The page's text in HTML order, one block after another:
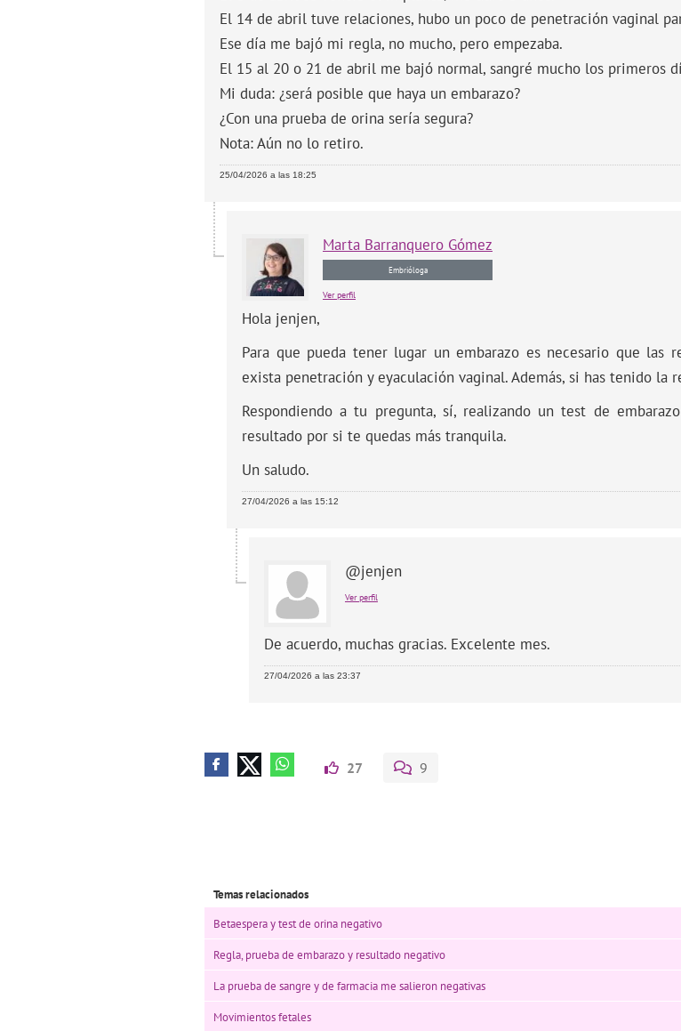
El 14 de abril tuve relaciones, hubo un poco de penetración vaginal
Ese día me bajó mi regla, no mucho, pero empezaba.
El 15 al 20 o 21 de abril me bajó normal, sangré mucho los primeros
Mi duda: ¿será posible que haya un embarazo?
¿Con una prueba de orina sería segura?
Nota: Aún no lo retiro.
25/04/2026 a las 18:25
Marta Barranquero Gómez
Embrióloga
Ver perfil
Hola jenjen,
Para que pueda tener lugar un embarazo es necesario que las
exista penetración y eyaculación vaginal. Además, si has tenido la
Respondiendo a tu pregunta, sí, realizando un test de
resultado por si te quedas más tranquila.
Un saludo.
27/04/2026 a las 15:12
@jenjen
Ver perfil
De acuerdo, muchas gracias. Excelente mes.
27/04/2026 a las 23:37
27 9
Temas relacionados
Betaespera y test de orina negativo
Regla, prueba de embarazo y resultado negativo
La prueba de sangre y de farmacia me salieron negativas
Movimientos fetales